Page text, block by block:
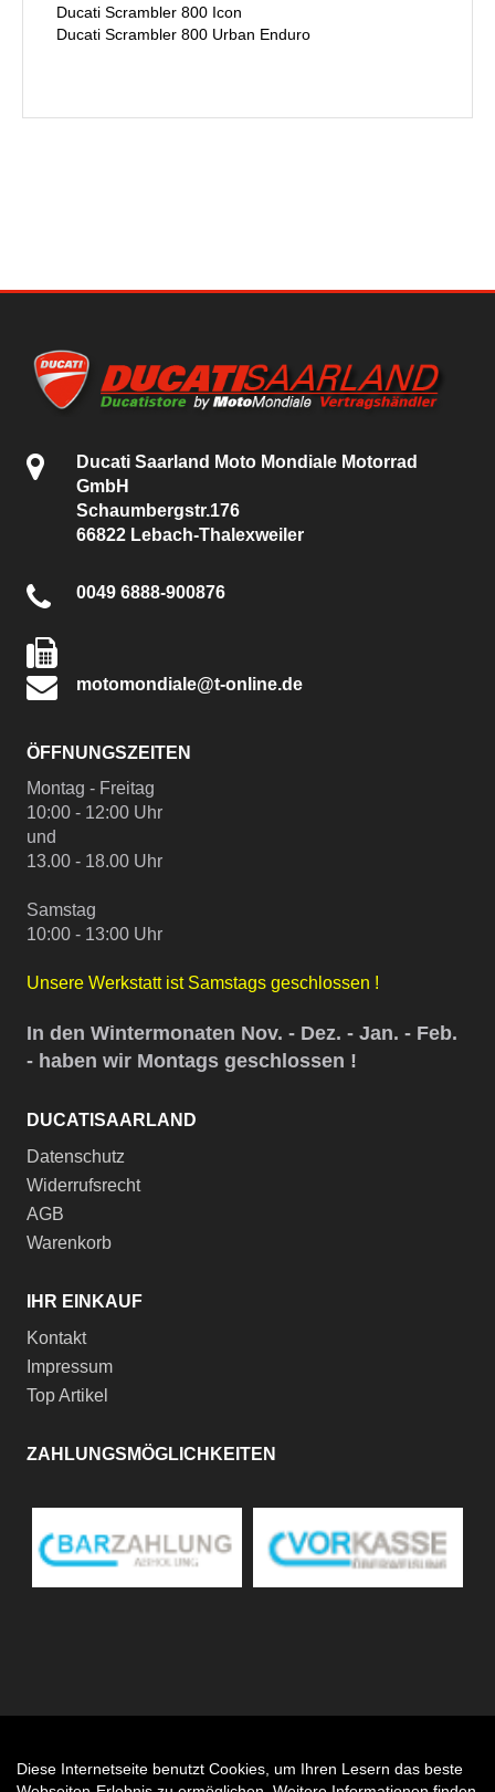
Ducati Scrambler 800 Icon
Ducati Scrambler 800 Urban Enduro
Ducati Saarland Moto Mondiale Motorrad
GmbH
Schaumbergstr.176
66822 Lebach-Thalexweiler
0049 6888-900876
motomondiale@t-online.de
ÖFFNUNGSZEITEN
Montag - Freitag
10:00 - 12:00 Uhr
und
13.00 - 18.00 Uhr
Samstag
10:00 - 13:00 Uhr
Unsere Werkstatt ist Samstags geschlossen !
In den Wintermonaten Nov. - Dez. - Jan. - Feb.
- haben wir Montags geschlossen !
DUCATISAARLAND
Datenschutz
Widerrufsrecht
AGB
Warenkorb
IHR EINKAUF
Kontakt
Impressum
Top Artikel
ZAHLUNGSMÖGLICHKEITEN
Diese Internetseite benutzt Cookies, um Ihren Lesern das beste
Auftrag widerrufen